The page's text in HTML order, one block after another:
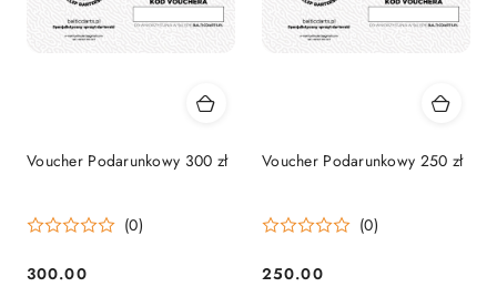
Voucher Podarunkowy 300 zł
(0)
300.00
Voucher Podarunkowy 250 zł
(0)
250.00